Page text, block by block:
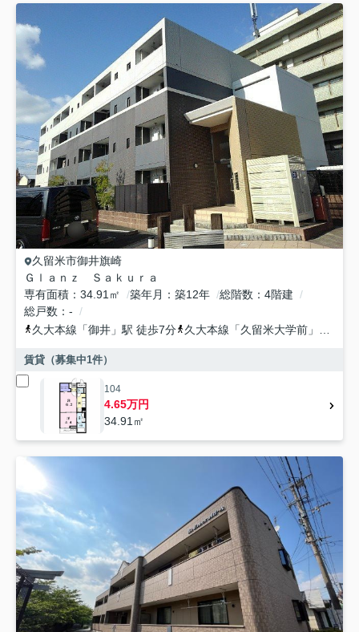
久留米市御井旗崎
Ｇｌａｎｚ Ｓａｋｕｒａ
専有面積
34.91㎡ 築年月 築12年 総階数
4階建
総戸数
-
久大本線 「御井 」駅 徒歩7分 久大本線 「久留米大学前 」駅 徒歩20分
賃貸（募集中1件）
104
4.65万円
34.91㎡